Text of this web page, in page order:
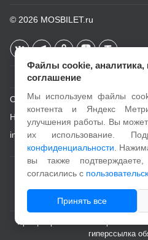
© 2026 MOSBILET.ru
О проекте
Новости
info@mosbilet.ru
Политика
При цитировании и копировании
гиперссылка
Файлы cookie, аналитика,
соглашение
Мы используем файлы
контента и Яндекс
улучшения работы. Вы
их использование.
конфиденциальности .
вы также
согласились с
Принять все